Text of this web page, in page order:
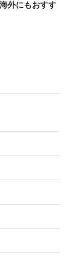
外にもおすす